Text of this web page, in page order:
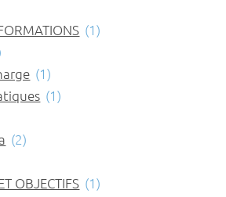
(1)
(1)
(1)
(2)
OBJECTIFS (1)